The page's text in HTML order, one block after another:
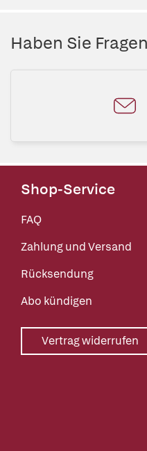
Haben Sie
Shop-Service
FAQ
Zahlung und Versand
Rücksendung
Abo kündigen
Vertrag widerrufen